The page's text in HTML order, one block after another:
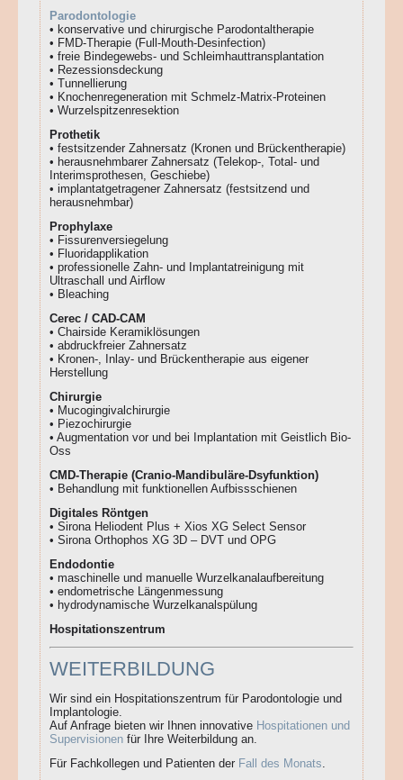
Parodontologie
• konservative und chirurgische Parodontaltherapie
• FMD-Therapie (Full-Mouth-Desinfection)
• freie Bindegewebs- und Schleimhauttransplantation
• Rezessionsdeckung
• Tunnellierung
• Knochenregeneration mit Schmelz-Matrix-Proteinen
• Wurzelspitzenresektion
Prothetik
• festsitzender Zahnersatz (Kronen und Brückentherapie)
• herausnehmbarer Zahnersatz (Telekop-, Total- und
Interimsprothesen, Geschiebe)
• implantatgetragener Zahnersatz (festsitzend und
herausnehmbar)
Prophylaxe
• Fissurenversiegelung
• Fluoridapplikation
• professionelle Zahn- und Implantatreinigung mit
Ultraschall und Airflow
• Bleaching
Cerec / CAD-CAM
• Chairside Keramiklösungen
• abdruckfreier Zahnersatz
• Kronen-, Inlay- und Brückentherapie aus eigener
Herstellung
Chirurgie
• Mucogingivalchirurgie
• Piezochirurgie
• Augmentation vor und bei Implantation mit Geistlich Bio-
Oss
CMD-Therapie (Cranio-Mandibuläre-Dsyfunktion)
• Behandlung mit funktionellen Aufbissschienen
Digitales Röntgen
• Sirona Heliodent Plus + Xios XG Select Sensor
• Sirona Orthophos XG 3D – DVT und OPG
Endodontie
• maschinelle und manuelle Wurzelkanalaufbereitung
• endometrische Längenmessung
• hydrodynamische Wurzelkanalspülung
Hospitationszentrum
WEITERBILDUNG
Wir sind ein Hospitationszentrum für Parodontologie und
Implantologie.
Auf Anfrage bieten wir Ihnen innovative Hospitationen und
Supervisionen für Ihre Weiterbildung an.
Für Fachkollegen und Patienten der Fall des Monats.